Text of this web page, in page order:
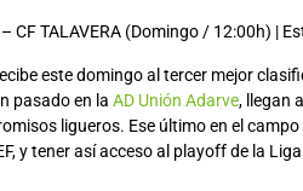
– CF TALAVERA (Domingo / 12:00h) |
este domingo al tercer mejor
pasado en la AD Unión Adarve, llegan
ligueros. Ese último en el campo
y tener así acceso al playoff de la